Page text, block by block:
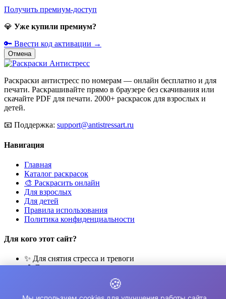
Получить премиум-доступ
💎 Уже купили премиум?
🔑 Ввести код активации →
Отмена
Раскраски антистресс по номерам — онлайн бесплатно и для
печати. Раскрашивайте прямо в браузере без скачивания или
скачайте PDF для печати. 2000+ раскрасок для взрослых и
детей.
📧 Поддержка: support@antistressart.ru
Навигация
Главная
Каталог раскрасок
🎨 Раскрасить онлайн
Для взрослых
Для детей
Правила использования
Политика конфиденциальности
Для кого этот сайт?
✨ Для снятия стресса и тревоги
🎨 Для развития креативности
🧘 Для медитации и расслабления
👨‍👩‍👧‍👦 Для семейного досуга
🍪